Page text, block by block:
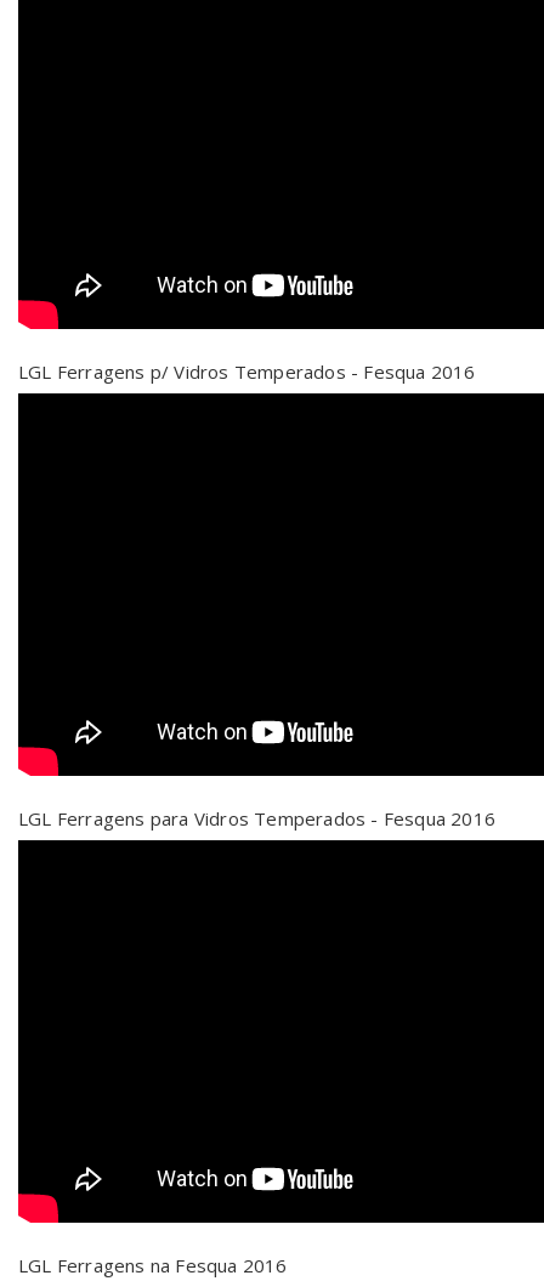
LGL Ferragens p/ Vidros Temperados - Fesqua 2016
LGL Ferragens para Vidros Temperados - Fesqua 2016
LGL Ferragens na Fesqua 2016